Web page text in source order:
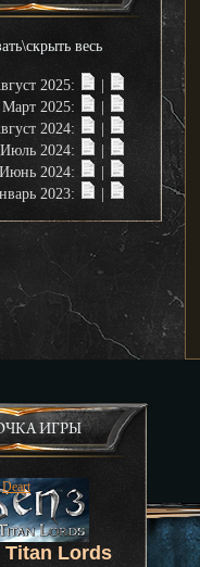
весь
2025:
Март 2025:
2024:
Июль 2024:
Июнь 2024:
2023:
Deart
ИГРЫ
Titan Lords